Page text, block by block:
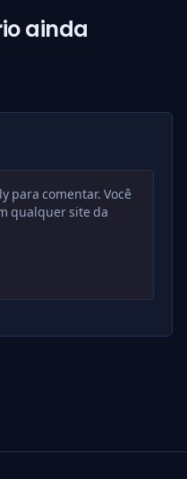
ainda
para comentar. Você
qualquer site da